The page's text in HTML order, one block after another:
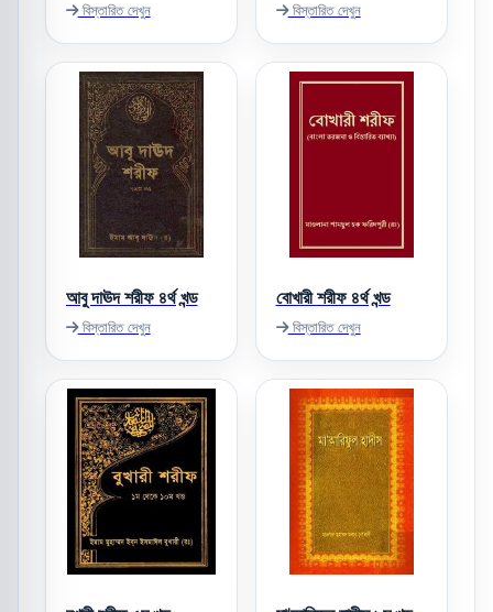
বিস্তারিত দেখুন বিস্তারিত দেখুন
আবু দাঊদ শরীফ ৪র্থ খন্ড
বিস্তারিত দেখুন
বোখারী শরীফ ৪র্থ খন্ড
বিস্তারিত দেখুন